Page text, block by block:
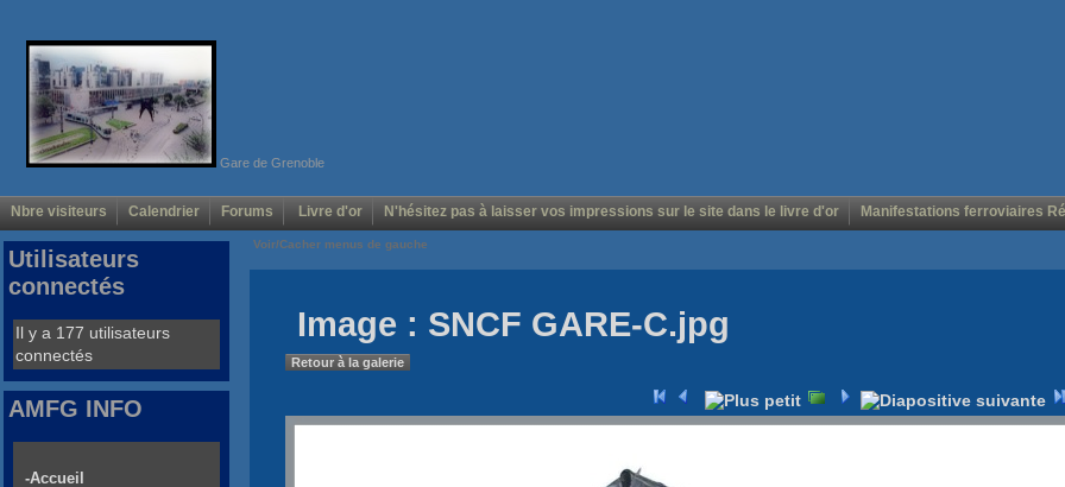
Gare de Grenoble
Nbre visiteurs Calendrier Forums Livre d'or N'hésitez pas à laisser vos impressions sur le site dans le livre d'or Manifestations ferroviaires
Voir/Cacher menus de gauche
Image : SNCF GARE-C.jpg
Retour à la galerie
Utilisateurs
connectés
Il y a 177 utilisateurs
connectés
AMFG INFO
-Accueil